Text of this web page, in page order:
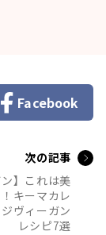
Facebook
次の記事
ン】これは美
キーマカレ
ヴィーガン
レシピ7選